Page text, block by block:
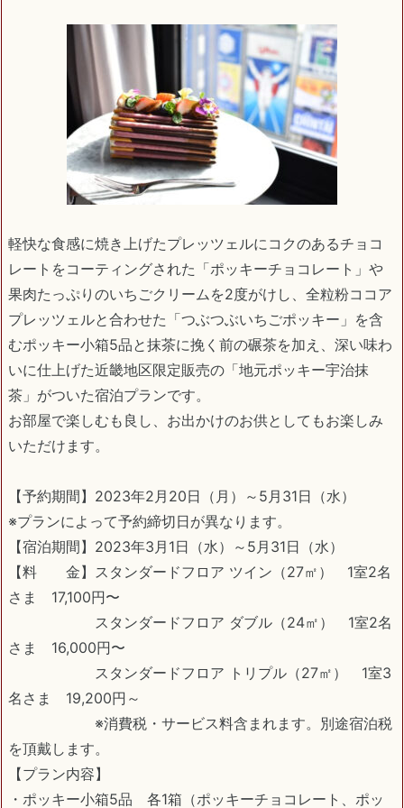
軽快な食感に焼き上げたプレッツェルにコクのあるチョコ
レートをコーティングされた「ポッキーチョコレート」や
果肉たっぷりのいちごクリームを2度がけし、全粒粉ココア
プレッツェルと合わせた「つぶつぶいちごポッキー」を含
むポッキー小箱5品と抹茶に挽く前の碾茶を加え、深い味わ
いに仕上げた近畿地区限定販売の「地元ポッキー宇治抹
茶」がついた宿泊プランです。
お部屋で楽しむも良し、お出かけのお供としてもお楽しみ
いただけます。
【予約期間】2023年2月20日（月）～5月31日（水）
※プランによって予約締切日が異なります。
【宿泊期間】2023年3月1日（水）～5月31日（水）
【料 金】スタンダードフロア ツイン（27㎡） 1室2名
さま 17,100円〜
スタンダードフロア ダブル（24㎡） 1室2名
さま 16,000円〜
スタンダードフロア トリプル（27㎡） 1室3
名さま 19,200円～
※消費税・サービス料含まれます。別途宿泊税
を頂戴します。
【プラン内容】
・ポッキー小箱5品 各1箱（ポッキーチョコレート、ポッ